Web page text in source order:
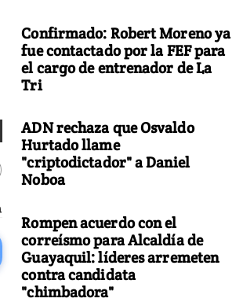
Confirmado: Robert Moreno ya
fue contactado por la FEF para
el cargo de entrenador de La
Tri
ADN rechaza que Osvaldo
Hurtado llame
"criptodictador" a Daniel
Noboa
Rompen acuerdo con el
correísmo para Alcaldía de
Guayaquil: líderes arremeten
contra candidata
"chimbadora"